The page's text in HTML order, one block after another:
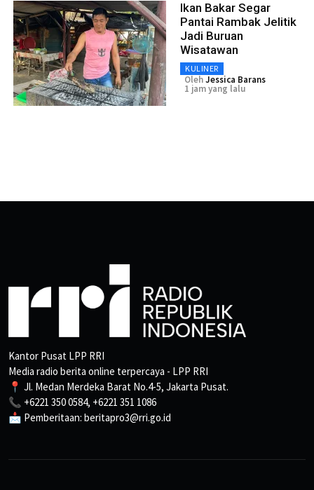
Ikan Bakar Segar
Pantai Rambak Jelitik
Jadi Buruan
Wisatawan
KULINER
OlehJessica Barans
1 jam yang lalu
Kantor Pusat LPP RRI
Media radio berita online terpercaya - LPP RRI
📍 Jl. Medan Merdeka Barat No.4-5, Jakarta Pusat.
📞 +6221 350 0584, +6221 351 1086
📩 Pemberitaan: beritapro3@rri.go.id